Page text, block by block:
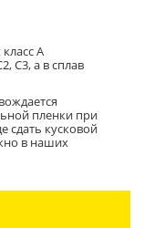
А
С3, а в сплав
пленки при
сдать кусковой
в наших